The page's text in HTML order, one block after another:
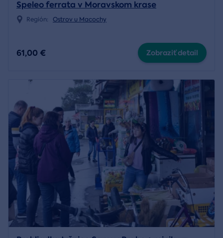
Speleo ferrata v Moravskom krase
Región: Ostrov u Macochy
61,00 € Zobraziť detail